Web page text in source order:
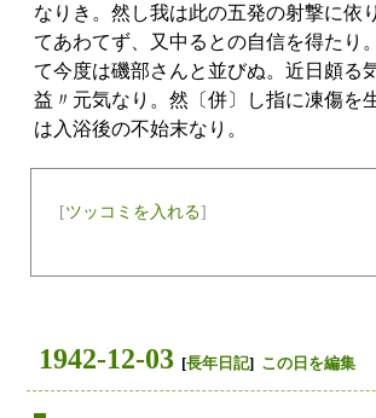
なりき。然し我は此の五発の射撃に依
てあわてず、又中るとの自信を得たり
て今度は磯部さんと並びぬ。近日頗る
益〃元気なり。然〔併〕し指に凍傷を
は入浴後の不始末なり。
[ツッコミを入れる]
1942-12-03 [長年日記] この日を編集